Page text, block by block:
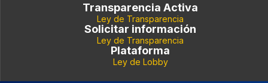
Transparencia Activa
Ley de Transparencia
Solicitar información
Ley de Transparencia
Plataforma
Ley de Lobby